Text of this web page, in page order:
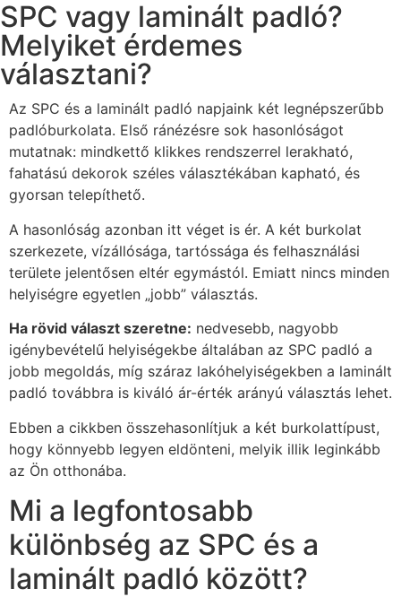
SPC vagy laminált padló?
Melyiket érdemes
választani?
Az SPC és a laminált padló napjaink két legnépszerűbb
padlóburkolata. Első ránézésre sok hasonlóságot
mutatnak: mindkettő klikkes rendszerrel lerakható,
fahatású dekorok széles választékában kapható, és
gyorsan telepíthető.
A hasonlóság azonban itt véget is ér. A két burkolat
szerkezete, vízállósága, tartóssága és felhasználási
területe jelentősen eltér egymástól. Emiatt nincs minden
helyiségre egyetlen „jobb” választás.
Ha rövid választ szeretne: nedvesebb, nagyobb
igénybevételű helyiségekbe általában az SPC padló a
jobb megoldás, míg száraz lakóhelyiségekben a laminált
padló továbbra is kiváló ár-érték arányú választás lehet.
Ebben a cikkben összehasonlítjuk a két burkolattípust,
hogy könnyebb legyen eldönteni, melyik illik leginkább
az Ön otthonába.
Mi a legfontosabb
különbség az SPC és a
laminált padló között?